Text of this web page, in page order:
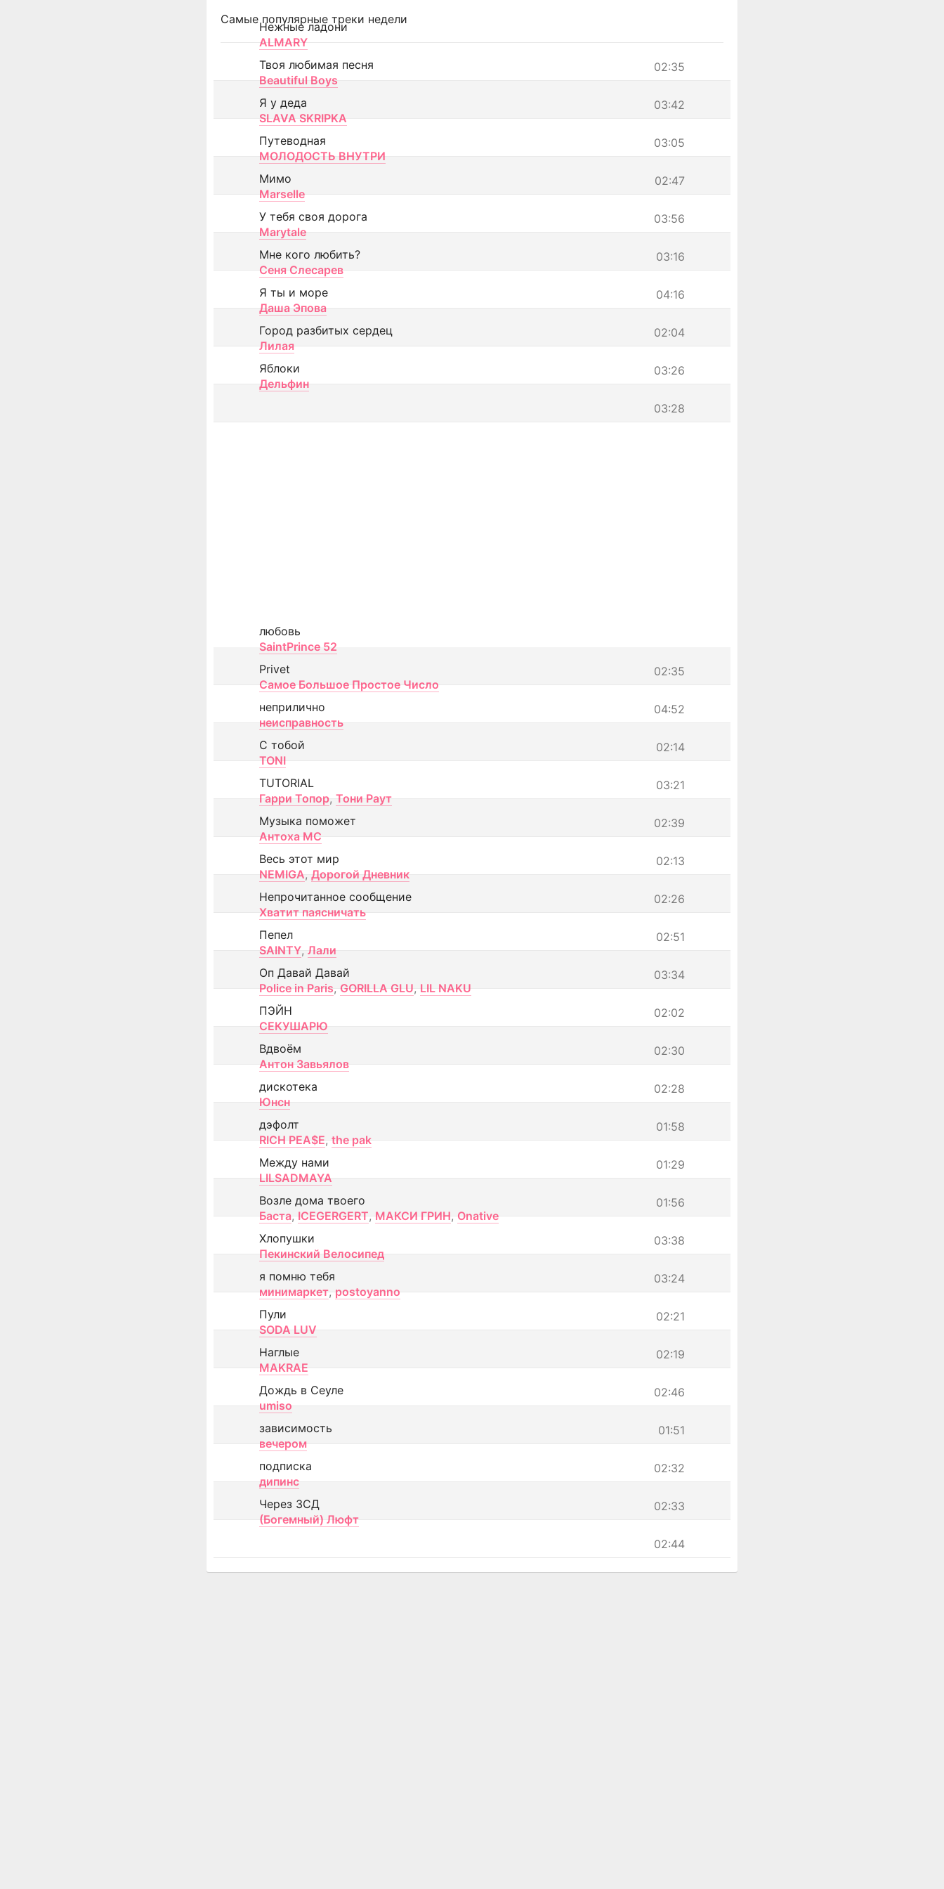
Самые популярные треки недели
Нежные ладони
ALMARY
02:35
Твоя любимая песня
Beautiful Boys
03:42
Я у деда
SLAVA SKRIPKA
03:05
Путеводная
МОЛОДОСТЬ ВНУТРИ
02:47
Мимо
Marselle
03:56
У тебя своя дорога
Marytale
03:16
Мне кого любить?
Сеня Слесарев
04:16
Я ты и море
Даша Эпова
02:04
Город разбитых сердец
Лилая
03:26
Яблоки
Дельфин
03:28
любовь
SaintPrince 52
02:35
Privet
Самое Большое Простое Число
04:52
неприлично
неисправность
02:14
С тобой
TONI
03:21
TUTORIAL
Гарри Топор, Тони Раут
02:39
Музыка поможет
Антоха МС
02:13
Весь этот мир
NEMIGA, Дорогой Дневник
02:26
Непрочитанное сообщение
Хватит паясничать
02:51
Пепел
SAINTY, Лали
03:34
Оп Давай Давай
Police in Paris, GORILLA GLU, LIL NAKU
02:02
ПЭЙН
СЕКУШАРЮ
02:30
Вдвоём
Антон Завьялов
02:28
дискотека
Юнсн
01:58
дэфолт
RICH PEA$E, the pak
01:29
Между нами
LILSADMAYA
01:56
Возле дома твоего
Баста, ICEGERGERT, МАКСИ ГРИН, Onative
03:38
Хлопушки
Пекинский Велосипед
03:24
я помню тебя
минимаркет, postoyanno
02:21
Пули
SODA LUV
02:19
Наглые
MAKRAE
02:46
Дождь в Сеуле
umiso
01:51
зависимость
вечером
02:32
подписка
дипинс
02:33
Через ЗСД
(Богемный) Люфт
02:44